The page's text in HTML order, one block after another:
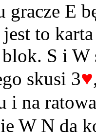
E
to
S i W
skusi 3♥
i na
W N da